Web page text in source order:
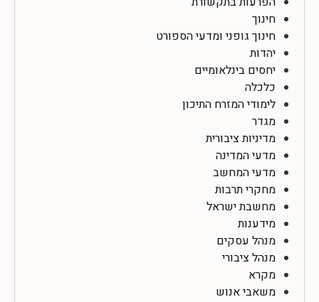
חינוך
חינוך גופני ומדעי הספורט
יהדות
יחסים בינלאומיים
כלכלה
לימודי המזרח התיכון
מגדר
מדיניות ציבורית
מדעי המדינה
מדעי המחשב
מחקרי תרבות
מחשבת ישראל
מידענות
מנהל עסקים
מנהל ציבורי
מקרא
משאבי אנוש